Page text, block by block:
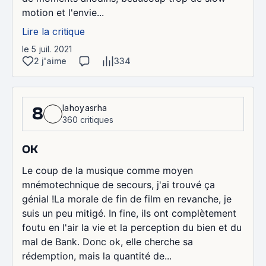
motion et l'envie...
Lire la critique
le 5 juil. 2021
2 j'aime
334
8
lahoyasrha
360 critiques
OK
Le coup de la musique comme moyen
mnémotechnique de secours, j'ai trouvé ça
génial !La morale de fin de film en revanche, je
suis un peu mitigé. In fine, ils ont complètement
foutu en l'air la vie et la perception du bien et du
mal de Bank. Donc ok, elle cherche sa
rédemption, mais la quantité de...